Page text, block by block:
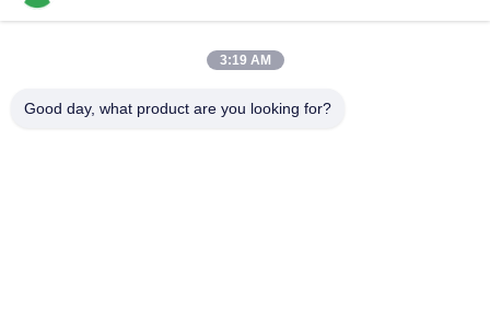
3:19 AM
Good day, what product are you looking for?